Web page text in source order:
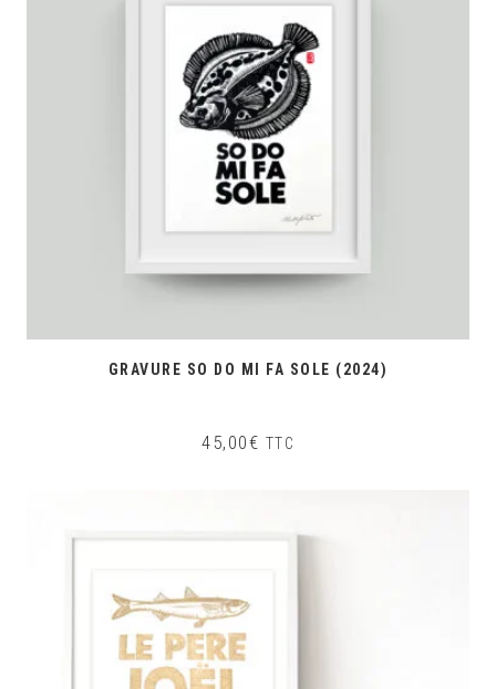
GRAVURE SO DO MI FA SOLE (2024)
45,00€ TTC